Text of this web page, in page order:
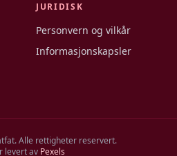
JURIDISK
Personvern og vilkår
Informasjonskapsler
Alle rettigheter reservert.
levert av Pexels